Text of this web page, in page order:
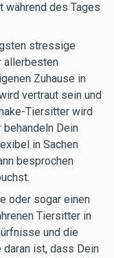
während des Tages
stressige
allerbesten
Zuhause in
vertraut sein und
Tiersitter wird
behandeln Dein
in Sachen
besprochen
oder sogar einen
Tiersitter in
und die
ist, dass Dein